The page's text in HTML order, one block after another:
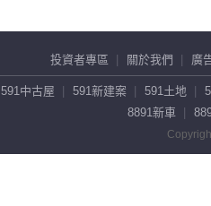
投資者專區 關於我們 廣
591中古屋 591新建案 591土地
8891新車